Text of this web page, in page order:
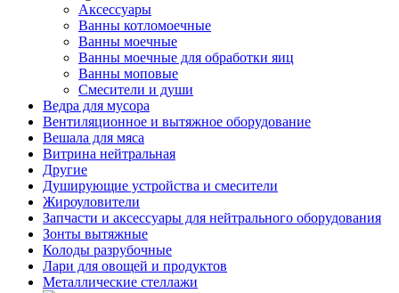
Аксессуары
Ванны котломоечные
Ванны моечные
Ванны моечные для обработки яиц
Ванны моповые
Смесители и души
Ведра для мусора
Вентиляционное и вытяжное оборудование
Вешала для мяса
Витрина нейтральная
Другие
Душирующие устройства и смесители
Жироуловители
Запчасти и аксессуары для нейтрального оборудования
Зонты вытяжные
Колоды разрубочные
Лари для овощей и продуктов
Металлические стеллажи